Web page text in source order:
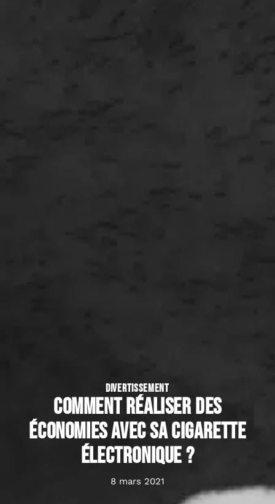
DIVERTISSEMENT
Comment réaliser des
économies avec sa cigarette
électronique ?
8 mars 2021